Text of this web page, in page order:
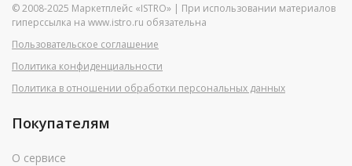
© 2008-2025 Маркетплейс «ISTRO» | При использовании материалов
гиперссылка на www.istro.ru обязательна
Пользовательское соглашение
Политика конфиденциальности
Политика в отношении обработки персональных данных
Покупателям
О сервисе